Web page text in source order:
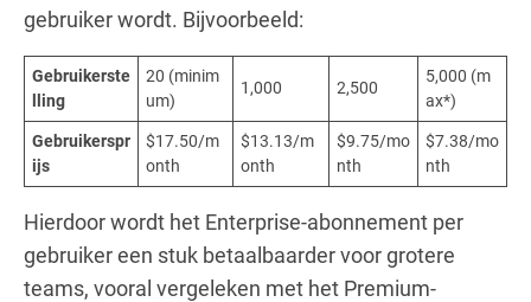
gebruiker wordt. Bijvoorbeeld:
Gebruikerste
lling
20 (minim
um)
1,000 2,500
5,000 (m
ax*)
Gebruikerspr
ijs
$17.50/m
onth
$13.13/m
onth
$9.75/mo
nth
$7.38/mo
nth
Hierdoor wordt het Enterprise-abonnement per
gebruiker een stuk betaalbaarder voor grotere
teams, vooral vergeleken met het Premium-